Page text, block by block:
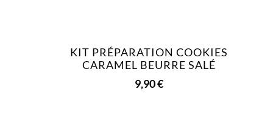
KIT PRÉPARATION COOKIES
CARAMEL BEURRE SALÉ
9,90€